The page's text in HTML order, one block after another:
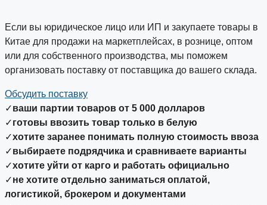
Если вы юридическое лицо или ИП и закупаете товары в
Китае для продажи на маркетплейсах, в рознице, оптом
или для собственного производства, мы поможем
организовать поставку от поставщика до вашего склада.
Обсудить поставку
✓ваши партии товаров от 5 000 долларов
✓готовы ввозить товар только в белую
✓хотите заранее понимать полную стоимость ввоза
✓выбираете подрядчика и сравниваете варианты
✓хотите уйти от карго и работать официально
✓не хотите отдельно заниматься оплатой,
логистикой, брокером и документами